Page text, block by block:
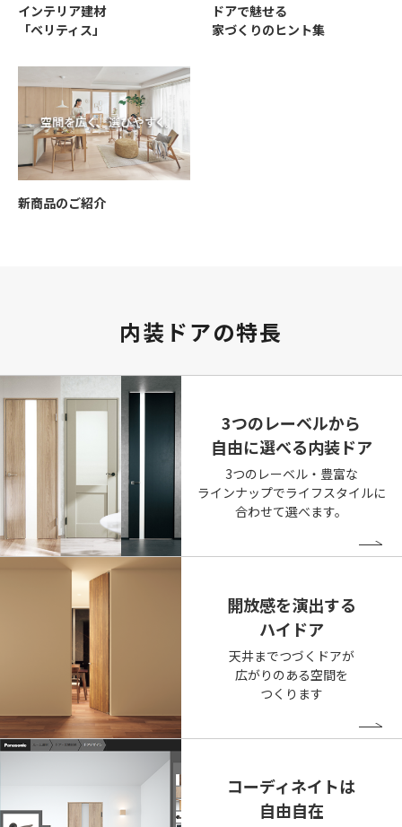
インテリア建材
「ベリティス」
ドアで魅せる
家づくりのヒント集
新商品のご紹介
内装ドアの特長
3つのレーベルから
自由に選べる内装ドア
3つのレーベル・豊富な
ラインナップでライフスタイルに
合わせて選べます。
開放感を演出する
ハイドア
天井までつづくドアが
広がりのある空間を
つくります
コーディネイトは
自由自在